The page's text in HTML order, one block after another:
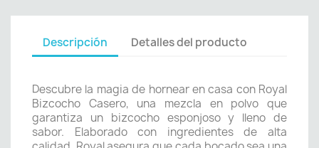
Descripción Detalles del producto
Descubre la magia de hornear en casa con Royal
Bizcocho Casero, una mezcla en polvo que
garantiza un bizcocho esponjoso y lleno de
sabor. Elaborado con ingredientes de alta